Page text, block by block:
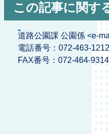
この記事に関す
道路公園課 公園係 <e-
電話番号：072-463-
FAX番号：072-464-9314